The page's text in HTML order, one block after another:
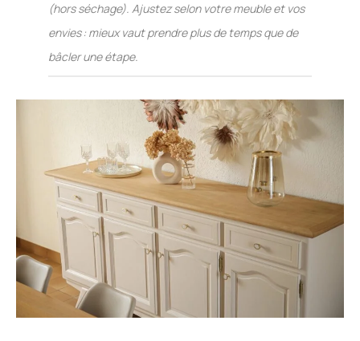
(hors séchage). Ajustez selon votre meuble et vos
envies : mieux vaut prendre plus de temps que de
bâcler une étape.